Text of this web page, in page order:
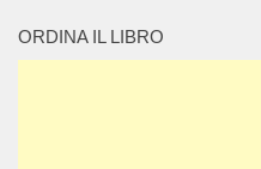
ORDINA IL LIBRO